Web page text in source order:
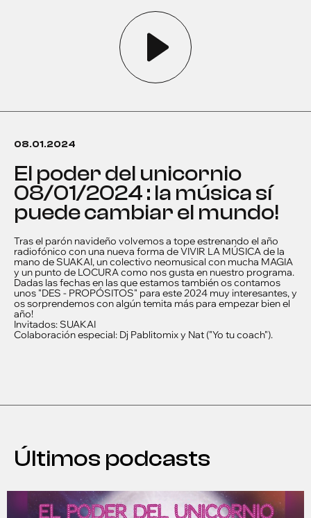
08.01.2024
el poder del unicornio
08/01/2024 : la música sí
puede cambiar el mundo!
Tras el parón navideño volvemos a tope estrenando el año
radiofónico con una nueva forma de VIVIR LA MÚSICA de la
mano de SUAKAI, un colectivo neomusical con mucha MAGIA
y un punto de LOCURA como nos gusta en nuestro programa.
Dadas las fechas en las que estamos también os contamos
unos "DES - PROPÓSITOS" para este 2024 muy interesantes, y
os sorprendemos con algún temita más para empezar bien el
año!
Invitados: SUAKAI
Colaboración especial: Dj Pablitomix y Nat ("Yo tu coach").
Últimos podcasts